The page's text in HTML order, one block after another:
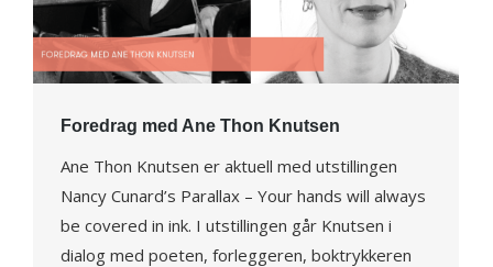
Foredrag med Ane Thon Knutsen
Ane Thon Knutsen er aktuell med utstillingen
Nancy Cunard’s Parallax – Your hands will always
be covered in ink. I utstillingen går Knutsen i
dialog med poeten, forleggeren, boktrykkeren